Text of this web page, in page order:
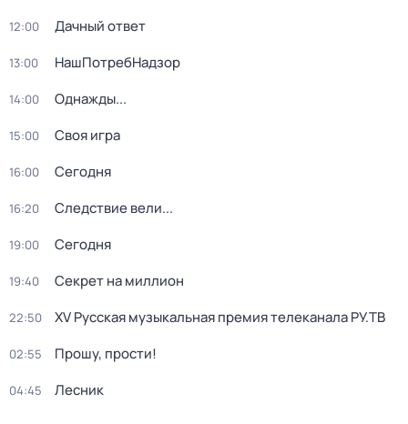
12:00 Дачный ответ
13:00 НашПотребНадзор
14:00 Однажды...
15:00 Своя игра
16:00 Сегодня
16:20 Следствие вели...
19:00 Сегодня
19:40 Секрет на миллион
22:50 XV Русская музыкальная премия телеканала РУ.ТВ
02:55 Прошу, прости!
04:45 Лесник